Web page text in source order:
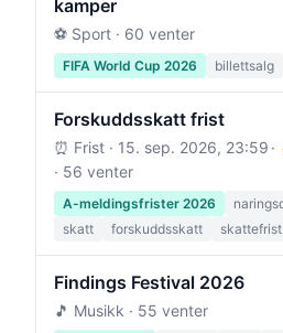
kamper
⚽ Sport · 60 venter
FIFA World Cup 2026 billettsalg
Forskuddsskatt frist
⏰ Frist · 15. sep. 2026, 23:59
· 56 venter
A-meldingsfrister 2026
skatt
forskuddsskatt skattefrist
Findings Festival 2026
🎵 Musikk · 55 venter